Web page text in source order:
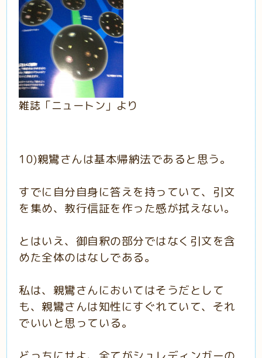
雑誌「ニュートン」より
10)親鸞さんは基本帰納法であると思う。
すでに自分自身に答えを持っていて、引文
を集め、教行信証を作った感が拭えない。
とはいえ、御自釈の部分ではなく引文を含
めた全体のはなしである。
私は、親鸞さんにおいてはそうだとして
も、親鸞さんは知性にすぐれていて、それ
でいいと思っている。